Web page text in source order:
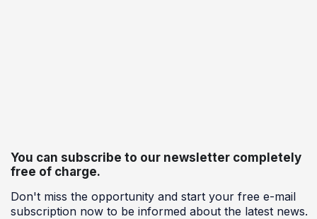
You can subscribe to our newsletter completely
free of charge.
Don't miss the opportunity and start your free e-mail
subscription now to be informed about the latest news.